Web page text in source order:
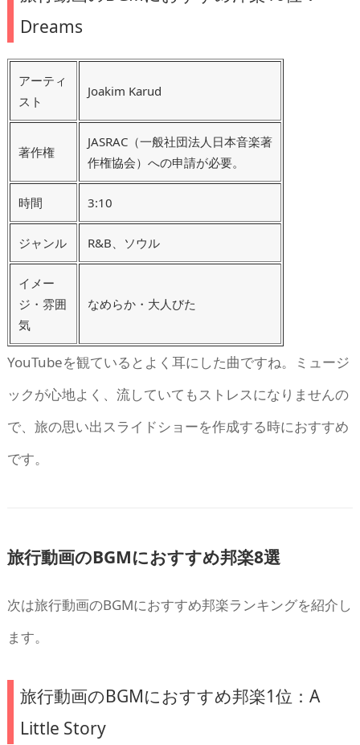
Dreams
アーティ
スト
Joakim Karud
著作権
JASRAC（一般社団法人日本音楽著
作権協会）への申請が必要。
時間 3:10
ジャンル R&B、ソウル
イメー
ジ・雰囲
気
なめらか・大人びた
YouTubeを観ているとよく耳にした曲ですね。ミュージ
ックが心地よく、流していてもストレスになりませんの
で、旅の思い出スライドショーを作成する時におすすめ
です。
旅行動画のBGMにおすすめ邦楽8選
次は旅行動画のBGMにおすすめ邦楽ランキングを紹介し
ます。
旅行動画のBGMにおすすめ邦楽1位：A
Little Story